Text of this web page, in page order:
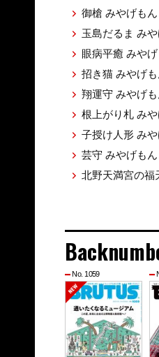
御槍 みやげも
玉島だるま み
眼病平癒 みや
招き猫 みやげ
翔運守 みやげ
根上がり札 み
子授け人形 み
芸守 みやげも
北野天満宮の福
No. 1059